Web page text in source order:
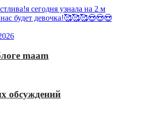
сегодня узнала на 2 м
будет девочка!🥰🥰🥰😍😍😍
maam
обсуждений